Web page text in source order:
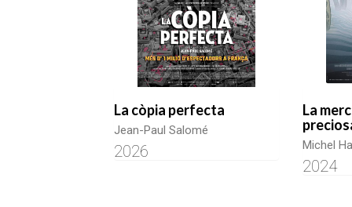
La còpia perfecta
Jean-Paul Salomé
2026
La
Michel
2024